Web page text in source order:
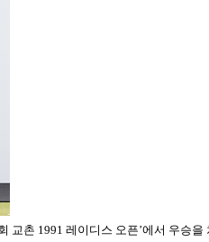
교촌 1991 레이디스 오픈’에서 우승을